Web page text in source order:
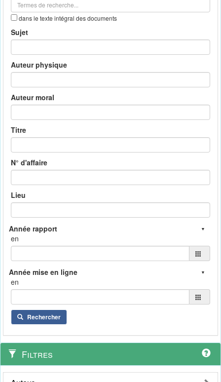
dans le texte intégral des documents
Sujet
Auteur physique
Auteur moral
Titre
N° d'affaire
Lieu
en
en
Rechercher
Filtres